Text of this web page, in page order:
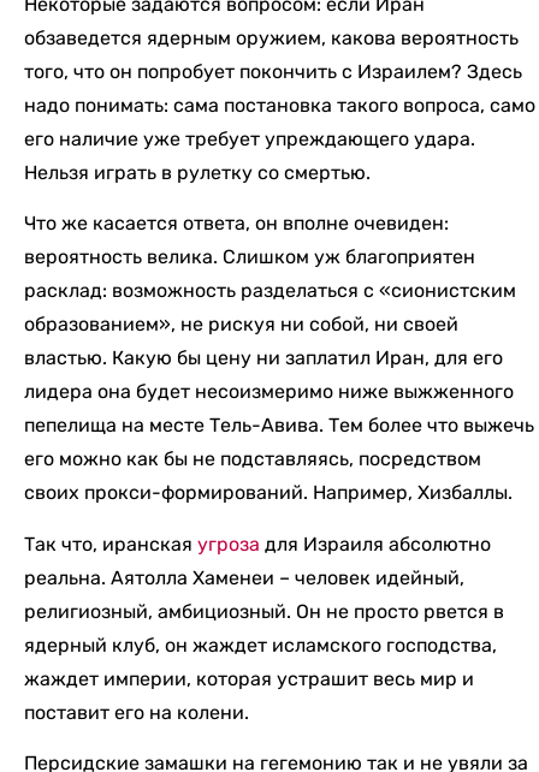
обзаведется ядерным оружием, какова вероятность
того, что он попробует покончить с Израилем? Здесь
надо понимать: сама постановка такого вопроса, само
его наличие уже требует упреждающего удара.
Нельзя играть в рулетку со смертью.
Что же касается ответа, он вполне очевиден:
вероятность велика. Слишком уж благоприятен
расклад: возможность разделаться с «сионистским
образованием», не рискуя ни собой, ни своей
властью. Какую бы цену ни заплатил Иран, для его
лидера она будет несоизмеримо ниже выжженного
пепелища на месте Тель-Авива. Тем более что выжечь
его можно как бы не подставляясь, посредством
своих прокси-формирований. Например, Хизбаллы.
Так что, иранская угроза для Израиля абсолютно
реальна. Аятолла Хаменеи – человек идейный,
религиозный, амбициозный. Он не просто рвется в
ядерный клуб, он жаждет исламского господства,
жаждет империи, которая устрашит весь мир и
поставит его на колени.
Персидские замашки на гегемонию так и не увяли за